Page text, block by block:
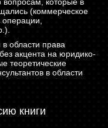
(коммерческое
операции,
области права
акцента на юридико-
теоретические
в области
книги